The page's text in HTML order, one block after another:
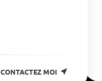
CONTACTEZ MOI